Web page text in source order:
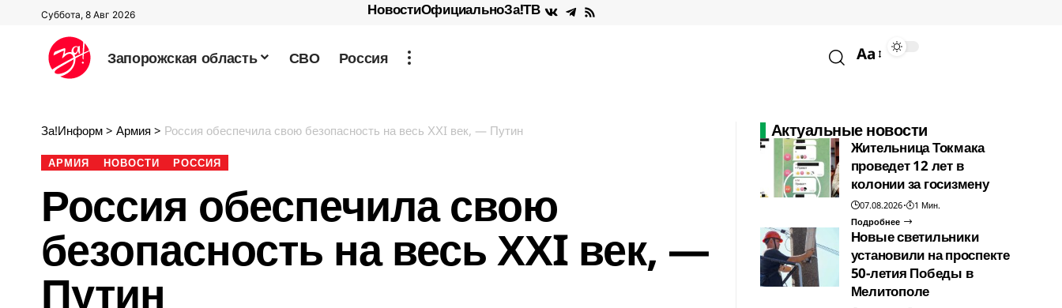
Суббота, 8 Авг 2026 НовостиОфициальноЗа!ТВ
Запорожская область СВО Россия Aa
За!Информ > Армия > Россия обеспечила свою безопасность на весь ХХI век, — Путин
АРМИЯ НОВОСТИ РОССИЯ
Россия обеспечила свою
безопасность на весь ХХI век, —
Путин
Актуальные новости
Жительница Токмака
проведет 12 лет в
колонии за госизмену
07.08.2026
1 Мин.
Подробнее
Новые светильники
установили на проспекте
50-летия Победы в
Мелитополе